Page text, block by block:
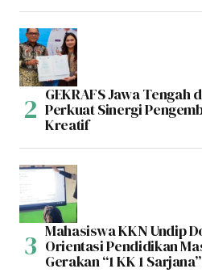
GEKRAFS Jawa
Perkuat Sinergi
Kreatif
Mahasiswa KKN Undip
Orientasi Pendidikan
Gerakan “1 KK 1